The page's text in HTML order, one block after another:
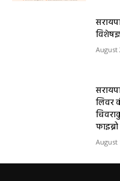
August
लिवर
August